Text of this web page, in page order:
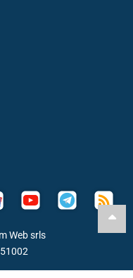
Web srls